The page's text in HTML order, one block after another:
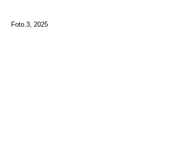
Foto.3, 2025